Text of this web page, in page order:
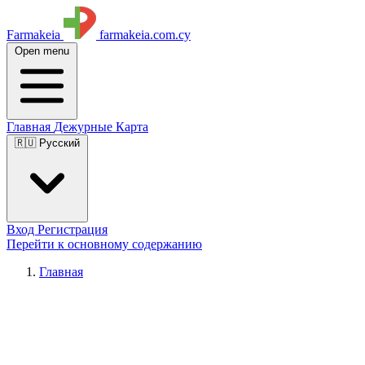
Farmakeia farmakeia.com.cy
Open menu
Главная Дежурные Карта
🇷🇺 Русский
Вход Регистрация
Перейти к основному содержанию
Главная